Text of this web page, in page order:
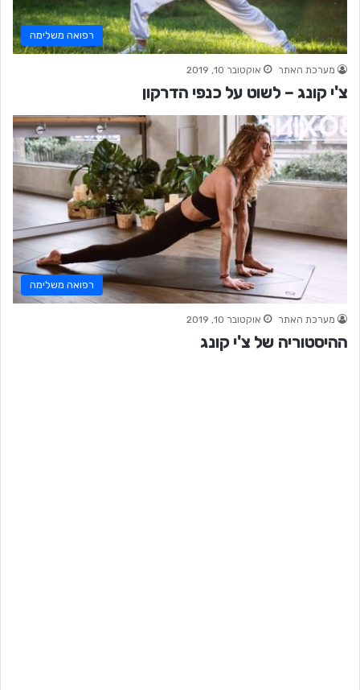
רפואה משלימה
מערכת האתר אוקטובר 10, 2019
צ'י קונג – לשוט על כנפי הדרקון
רפואה משלימה
מערכת האתר אוקטובר 10, 2019
ההיסטוריה של צ'י קונג